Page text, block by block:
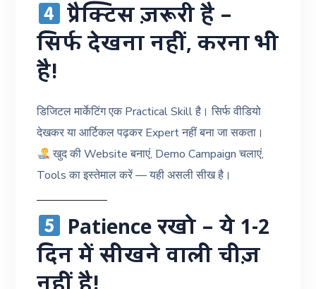
प्रैक्टिस ज़रूरी है –
सिर्फ देखना नहीं, करना भी
है!
डिजिटल मार्केटिंग एक Practical Skill है। सिर्फ वीडियो
देखकर या आर्टिकल पढ़कर Expert नहीं बना जा सकता।
खुद की Website बनाएं, Demo Campaign चलाएं,
Tools का इस्तेमाल करें — यही असली सीख है।
Patience रखो – ये 1-2
दिन में सीखने वाली चीज़